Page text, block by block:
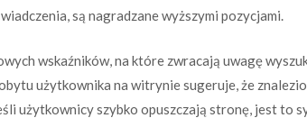
są nagradzane wyższymi pozycjami.
wskaźników, na które zwracają uwagę
użytkownika na witrynie sugeruje, że
użytkownicy szybko opuszczają stronę, jest to